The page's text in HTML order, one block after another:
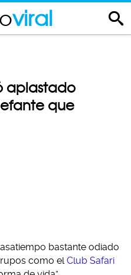
viral
aplastado
que
bastante odiado
como elClub Safari